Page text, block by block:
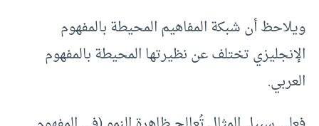
ويلاحظ أن شبكة المفاهيم المحيطة بالمفهوم
الإنجليزي تختلف عن نظيرتها المحيطة بالمفهوم
العربي.